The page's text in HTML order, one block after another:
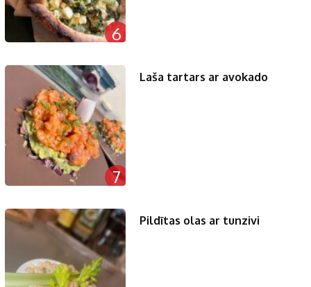
6
7
Laša tartars ar avokado
Pildītas olas ar tunzivi